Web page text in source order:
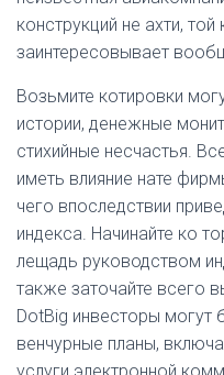
конструкций не ахти,
заинтересовывает
Возьмите котировки
истории, денежные
стихийные несчастья.
иметь влияние нате
чего впоследствии
индекса. Начинайте ко
лещадь руководством
также заточайте всего
DotBig инвесторы могут
венчурные планы,